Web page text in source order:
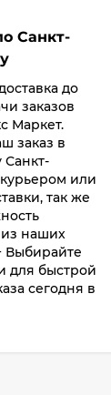
Санкт-
до
заказов
Маркет.
заказ в
Санкт-
или
так же
наших
Выбирайте
для быстрой
сегодня в